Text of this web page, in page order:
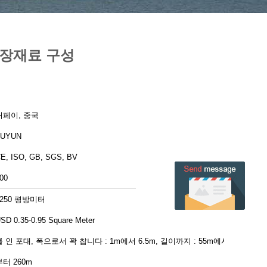
재료 구성
페이, 중국
ISO, GB, SGS, BV
평방미터
0.35-0.95 Square Meter
인 포대, 폭으로서 꽉 찹니다 : 1m에서 6.5m, 길이까지 : 55m에서
터 260m